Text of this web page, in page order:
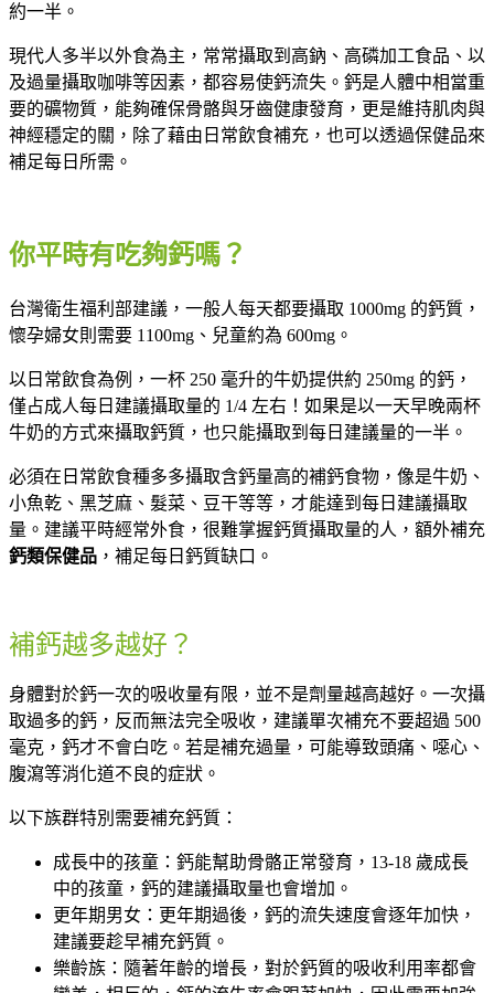
約一半。
現代人多半以外食為主，常常攝取到高鈉、高磷加工食品、以
及過量攝取咖啡等因素，都容易使鈣流失。鈣是人體中相當重
要的礦物質，能夠確保骨骼與牙齒健康發育，更是維持肌肉與
神經穩定的關，除了藉由日常飲食補充，也可以透過保健品來
補足每日所需。
你平時有吃夠鈣嗎？
台灣衛生福利部建議，一般人每天都要攝取 1000mg 的鈣質，
懷孕婦女則需要 1100mg、兒童約為 600mg。
以日常飲食為例，一杯 250 毫升的牛奶提供約 250mg 的鈣，
僅占成人每日建議攝取量的 1/4 左右！如果是以一天早晚兩杯
牛奶的方式來攝取鈣質，也只能攝取到每日建議量的一半。
必須在日常飲食種多多攝取含鈣量高的補鈣食物，像是牛奶、
小魚乾、黑芝麻、髮菜、豆干等等，才能達到每日建議攝取
量。建議平時經常外食，很難掌握鈣質攝取量的人，額外補充
鈣類保健品 ，補足每日鈣質缺口。
補鈣越多越好？
身體對於鈣一次的吸收量有限，並不是劑量越高越好。一次攝
取過多的鈣，反而無法完全吸收，建議單次補充不要超過 500
毫克，鈣才不會白吃。若是補充過量，可能導致頭痛、噁心、
腹瀉等消化道不良的症狀。
以下族群特別需要補充鈣質：
成長中的孩童：鈣能幫助骨骼正常發育，13-18 歲成長
中的孩童，鈣的建議攝取量也會增加。
更年期男女：更年期過後，鈣的流失速度會逐年加快，
建議要趁早補充鈣質。
樂齡族：隨著年齡的增長，對於鈣質的吸收利用率都會